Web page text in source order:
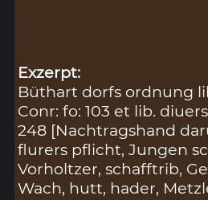
Exzerpt:
Büthart dorfs ordnung
Conr: fo: 103 et lib.
248 [Nachtragshand
flurers pflicht, Jungen
Vorholtzer, schafftrib,
Wach, hutt, hader,